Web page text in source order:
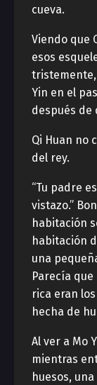
cueva.
Viendo que
esos
tristemente,
Yin en el
después de
Qi Huan no
del rey.
“Tu padre
vistazo.”
habitación
habitación
una
Parecía que
rica eran
hecha de
Al ver a Mo
mientras
huesos,